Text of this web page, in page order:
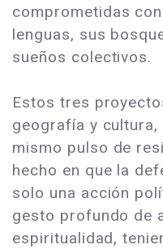
comprometidas
lenguas, sus
sueños colectivos.
Estos tres
geografía y
mismo pulso de
hecho en que la
solo una acción
gesto profundo de
espiritualidad,